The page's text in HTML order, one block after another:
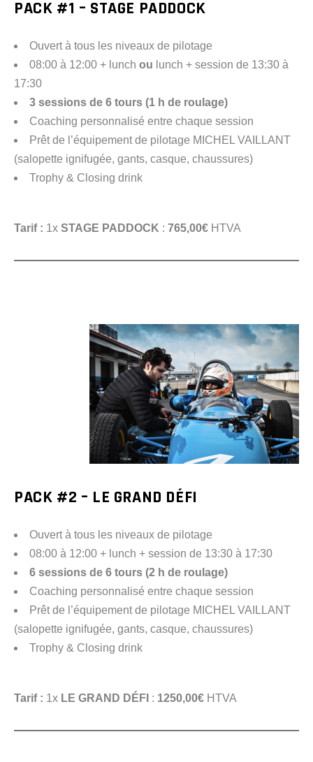
PACK #1 – STAGE PADDOCK
Ouvert à tous les niveaux de pilotage
08:00 à 12:00 + lunch ou lunch + session de 13:30 à
17:30
3 sessions de 6 tours (1 h de roulage)
Coaching personnalisé entre chaque session
Prêt de l’équipement de pilotage MICHEL VAILLANT
(salopette ignifugée, gants, casque, chaussures)
Trophy & Closing drink
Tarif : 1x STAGE PADDOCK : 765,00€ HTVA
PACK #2 – LE GRAND DÉFI
Ouvert à tous les niveaux de pilotage
08:00 à 12:00 + lunch + session de 13:30 à 17:30
6 sessions de 6 tours (2 h de roulage)
Coaching personnalisé entre chaque session
Prêt de l’équipement de pilotage MICHEL VAILLANT
(salopette ignifugée, gants, casque, chaussures)
Trophy & Closing drink
Tarif : 1x LE GRAND DÉFI : 1250,00€ HTVA